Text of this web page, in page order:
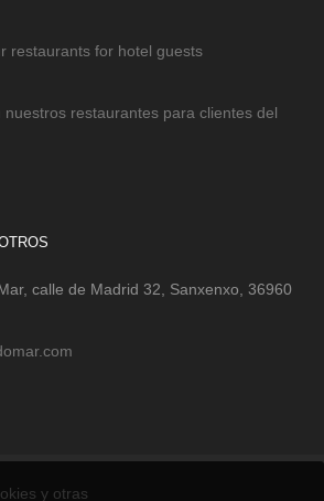
restaurants for hotel guests
nuestros restaurantes para clientes del
calle de Madrid 32, Sanxenxo, 36960
y otras